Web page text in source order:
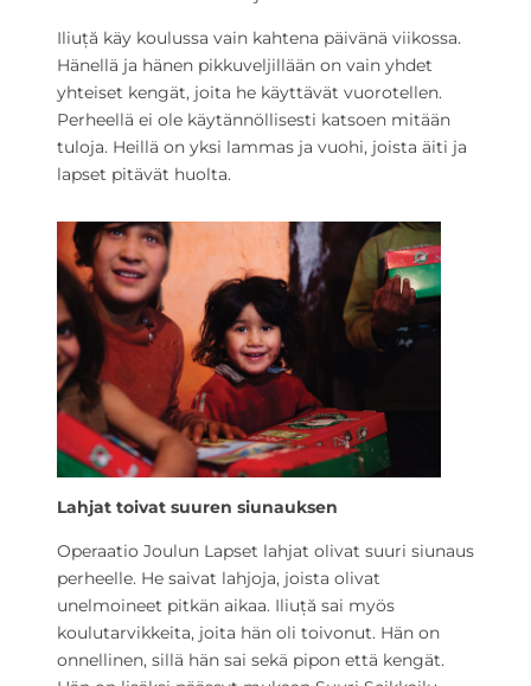
Iliuță käy koulussa vain kahtena päivänä viikossa.
Hänellä ja hänen pikkuveljillään on vain yhdet
yhteiset kengät, joita he käyttävät vuorotellen.
Perheellä ei ole käytännöllisesti katsoen mitään
tuloja. Heillä on yksi lammas ja vuohi, joista äiti ja
lapset pitävät huolta.
Lahjat toivat suuren siunauksen
Operaatio Joulun Lapset lahjat olivat suuri siunaus
perheelle. He saivat lahjoja, joista olivat
unelmoineet pitkän aikaa. Iliuță sai myös
koulutarvikkeita, joita hän oli toivonut. Hän on
onnellinen, sillä hän sai sekä pipon että kengät.